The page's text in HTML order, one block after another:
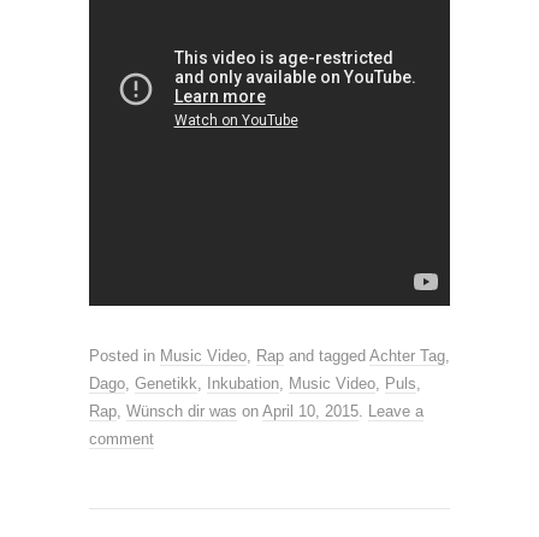
Posted in Music Video Rap and tagged Achter Tag
Dago Genetikk Inkubation Music Video Puls
Rap Wünsch dir was on April 10, 2015
Leave a
comment